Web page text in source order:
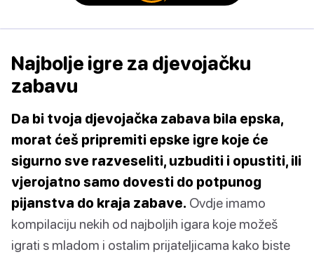
Najbolje igre za djevojačku
zabavu
Da bi tvoja djevojačka zabava bila epska,
morat ćeš pripremiti epske igre koje će
sigurno sve razveseliti, uzbuditi i opustiti, ili
vjerojatno samo dovesti do potpunog
pijanstva do kraja zabave. Ovdje imamo
kompilaciju nekih od najboljih igara koje možeš
igrati s mladom i ostalim prijateljicama kako biste